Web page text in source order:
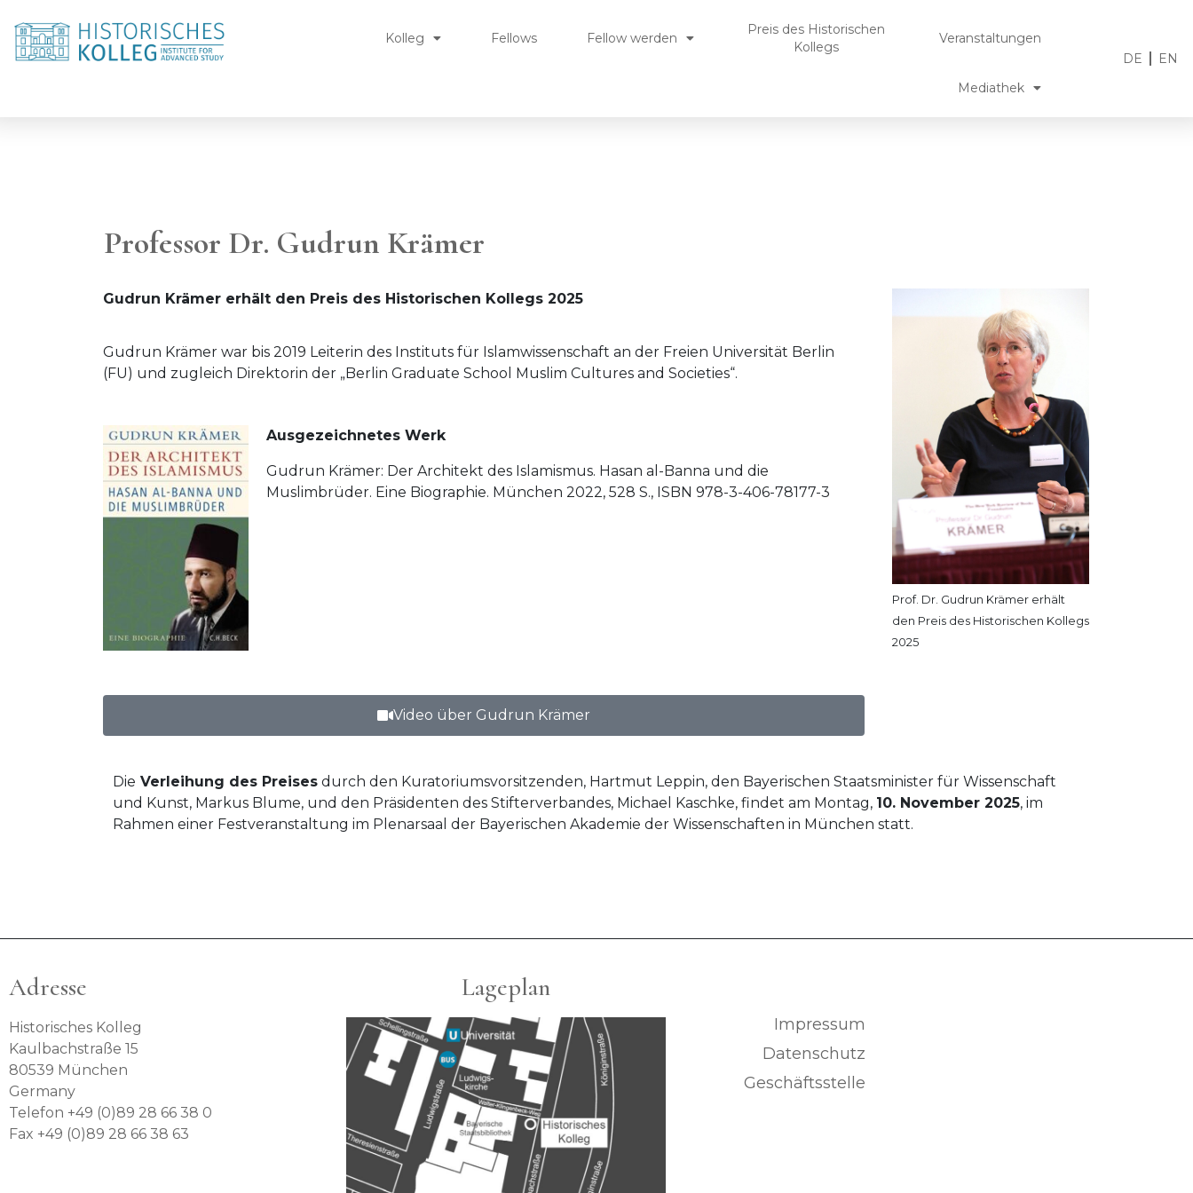
Kolleg Fellows Fellow werden
Preis des Historischen
Kollegs
Veranstaltungen
Mediathek
DE EN
Professor Dr. Gudrun Krämer
Prof. Dr. Gudrun Krämer erhält
den Preis des Historischen Kollegs
2025
Gudrun Krämer erhält den Preis des Historischen Kollegs 2025
Gudrun Krämer war bis 2019 Leiterin des Instituts für Islamwissenschaft an der Freien Universität Berlin
(FU) und zugleich Direktorin der „Berlin Graduate School Muslim Cultures and Societies“.
Ausgezeichnetes Werk
Gudrun Krämer: Der Architekt des Islamismus. Hasan al-Banna und die
Muslimbrüder. Eine Biographie. München 2022, 528 S., ISBN 978-3-406-78177-3
Video über Gudrun Krämer
Die Verleihung des Preises durch den Kuratoriumsvorsitzenden, Hartmut Leppin, den Bayerischen Staatsminister für Wissenschaft
und Kunst, Markus Blume, und den Präsidenten des Stifterverbandes, Michael Kaschke, findet am Montag, 10. November 2025, im
Rahmen einer Festveranstaltung im Plenarsaal der Bayerischen Akademie der Wissenschaften in München statt.
Adresse
Historisches Kolleg
Kaulbachstraße 15
80539 München
Germany
Telefon +49 (0)89 28 66 38 0
Fax +49 (0)89 28 66 38 63
Lageplan
Impressum
Datenschutz
Geschäftsstelle